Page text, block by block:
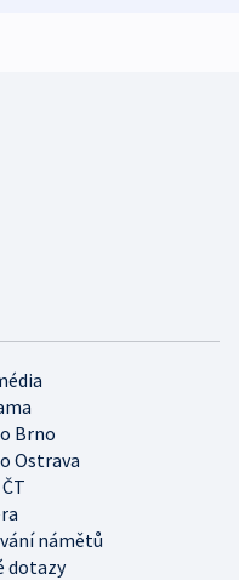
Brno
Ostrava
námětů
dotazy